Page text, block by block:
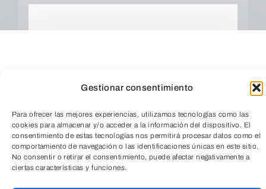
Gestionar consentimiento
Para ofrecer las mejores experiencias, utilizamos tecnologías como las
cookies para almacenar y/o acceder a la información del dispositivo. El
consentimiento de estas tecnologías nos permitirá procesar datos como el
comportamiento de navegación o las identificaciones únicas en este sitio.
No consentir o retirar el consentimiento, puede afectar negativamente a
ciertas características y funciones.
Cuando envíes estarás aceptando losusos y
condiciones